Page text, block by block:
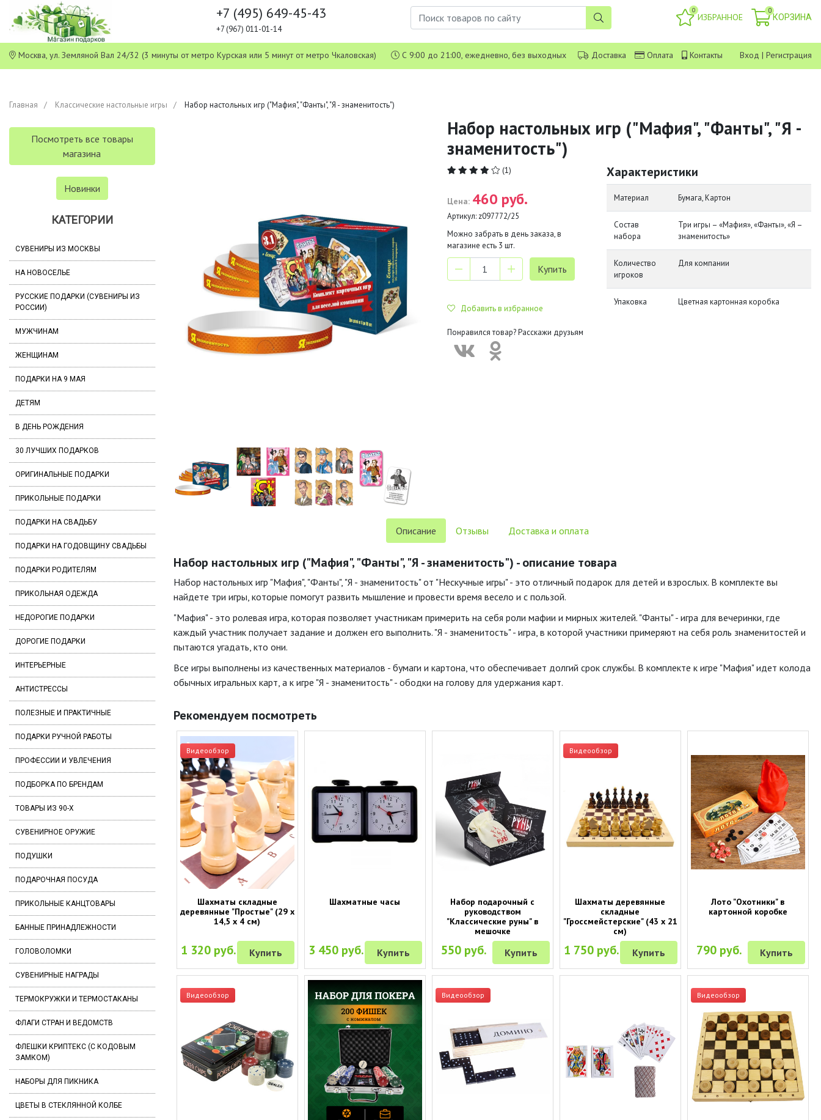
+7 (495) 649-45-43
+7 (967) 011-01-14
0
ИЗБРАННОЕ
0
КОРЗИНА
Москва, ул. Земляной Вал 24/32 (3 минуты от метро Курская или 5 минут от метро Чкаловская) С 9:00 до 21:00, ежедневно, без выходных Доставка Оплата Контакты Вход | Регистрация
Главная Классические настольные игры Набор настольных игр ("Мафия", "Фанты", "Я - знаменитость")
Посмотреть все товары
магазина
Новинки
КАТЕГОРИИ
СУВЕНИРЫ ИЗ МОСКВЫ
НА НОВОСЕЛЬЕ
РУССКИЕ ПОДАРКИ (СУВЕНИРЫ ИЗ
РОССИИ)
МУЖЧИНАМ
ЖЕНЩИНАМ
ПОДАРКИ НА 9 МАЯ
ДЕТЯМ
В ДЕНЬ РОЖДЕНИЯ
30 ЛУЧШИХ ПОДАРКОВ
ОРИГИНАЛЬНЫЕ ПОДАРКИ
ПРИКОЛЬНЫЕ ПОДАРКИ
ПОДАРКИ НА СВАДЬБУ
ПОДАРКИ НА ГОДОВЩИНУ СВАДЬБЫ
ПОДАРКИ РОДИТЕЛЯМ
ПРИКОЛЬНАЯ ОДЕЖДА
НЕДОРОГИЕ ПОДАРКИ
ДОРОГИЕ ПОДАРКИ
ИНТЕРЬЕРНЫЕ
АНТИСТРЕССЫ
ПОЛЕЗНЫЕ И ПРАКТИЧНЫЕ
ПОДАРКИ РУЧНОЙ РАБОТЫ
ПРОФЕССИИ И УВЛЕЧЕНИЯ
ПОДБОРКА ПО БРЕНДАМ
ТОВАРЫ ИЗ 90-Х
СУВЕНИРНОЕ ОРУЖИЕ
ПОДУШКИ
ПОДАРОЧНАЯ ПОСУДА
ПРИКОЛЬНЫЕ КАНЦТОВАРЫ
БАННЫЕ ПРИНАДЛЕЖНОСТИ
ГОЛОВОЛОМКИ
СУВЕНИРНЫЕ НАГРАДЫ
ТЕРМОКРУЖКИ И ТЕРМОСТАКАНЫ
ФЛАГИ СТРАН И ВЕДОМСТВ
ФЛЕШКИ КРИПТЕКС (С КОДОВЫМ
ЗАМКОМ)
НАБОРЫ ДЛЯ ПИКНИКА
ЦВЕТЫ В СТЕКЛЯННОЙ КОЛБЕ
Набор настольных игр ("Мафия", "Фанты", "Я -
знаменитость")
(1)
Цена: 460 руб.
Артикул: z097772/25
Можно забрать в день заказа, в
магазине есть 3 шт.
Добавить в избранное
Понравился товар? Расскажи друзьям
Характеристики
Материал Бумага, Картон
Состав
набора
Три игры – «Мафия», «Фанты», «Я –
знаменитость»
Количество
игроков
Для компании
Упаковка Цветная картонная коробка
Описание Отзывы Доставка и оплата
Набор настольных игр ("Мафия", "Фанты", "Я - знаменитость") - описание товара
Набор настольных игр "Мафия", "Фанты", "Я - знаменитость" от "Нескучные игры" - это отличный подарок для детей и взрослых. В комплекте вы
найдете три игры, которые помогут развить мышление и провести время весело и с пользой.
"Мафия" - это ролевая игра, которая позволяет участникам примерить на себя роли мафии и мирных жителей. "Фанты" - игра для вечеринки, где
каждый участник получает задание и должен его выполнить. "Я - знаменитость" - игра, в которой участники примеряют на себя роль знаменитостей и
пытаются угадать, кто они.
Все игры выполнены из качественных материалов - бумаги и картона, что обеспечивает долгий срок службы. В комплекте к игре "Мафия" идет колода
обычных игральных карт, а к игре "Я - знаменитость" - ободки на голову для удержания карт.
Рекомендуем посмотреть
Видеообзор
Шахматы складные
деревянные "Простые" (29 х
14,5 х 4 см)
1 320 руб. Купить
Шахматные часы
3 450 руб. Купить
Набор подарочный с
руководством
"Классические руны" в
мешочке
550 руб. Купить
Видеообзор
Шахматы деревянные
складные
"Гроссмейстерские" (43 х 21
см)
1 750 руб. Купить
Лото "Охотники" в
картонной коробке
790 руб. Купить
Видеообзор Видеообзор Видеообзор